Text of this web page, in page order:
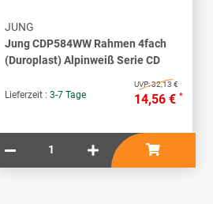
JUNG
Jung CDP584WW Rahmen 4fach
(Duroplast) Alpinweiß Serie CD
Lieferzeit : 3-7 Tage
UVP:32,13 €
14,56 € *